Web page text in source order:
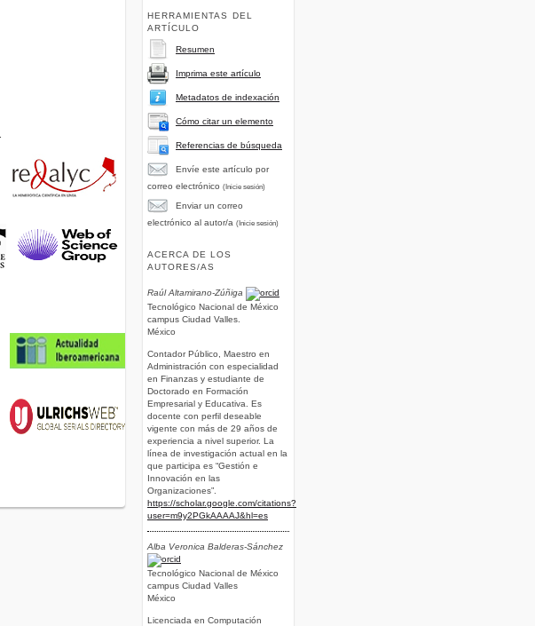
HERRAMIENTAS DEL
ARTÍCULO
Resumen
Imprima este artículo
Metadatos de indexación
Cómo citar un elemento
Referencias de búsqueda
Envíe este artículo por
correo electrónico (Inicie sesión)
Enviar un correo
electrónico al autor/a (Inicie sesión)
ACERCA DE LOS
AUTORES/AS
Raúl Altamirano-Zúñiga
Tecnológico Nacional de México
campus Ciudad Valles.
México
Contador Público, Maestro en
Administración con especialidad
en Finanzas y estudiante de
Doctorado en Formación
Empresarial y Educativa. Es
docente con perfil deseable
vigente con más de 29 años de
experiencia a nivel superior. La
línea de investigación actual en la
que participa es “Gestión e
Innovación en las
Organizaciones”.
https://scholar.google.com/citations?
user=m9y2PGkAAAAJ&hl=es
Alba Veronica Balderas-Sánchez
Tecnológico Nacional de México
campus Ciudad Valles
México
Licenciada en Computación